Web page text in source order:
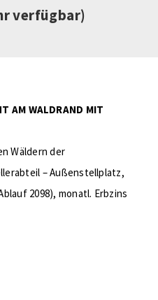
verfügbar)
AM WALDRAND MIT
Wäldern der
– Außenstellplatz,
2098), monatl. Erbzins